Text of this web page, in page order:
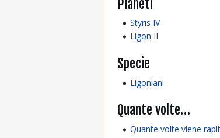
Pianeti
Styris IV
Ligon II
Specie
Ligoniani
Quante volte…
Quante volte viene